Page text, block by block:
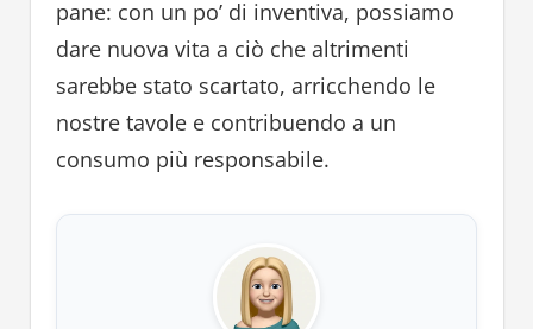
pane: con un po’ di inventiva, possiamo
dare nuova vita a ciò che altrimenti
sarebbe stato scartato, arricchendo le
nostre tavole e contribuendo a un
consumo più responsabile.